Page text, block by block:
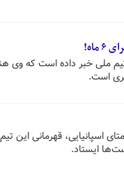
ملی خبر داده است که وی
است.
اسپانیایی، قهرمانی این
ایستاد.